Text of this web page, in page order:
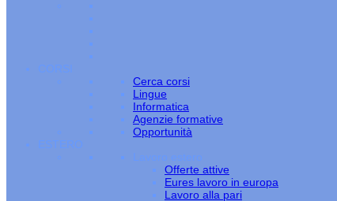
CORSI
Cerca corsi
Lingue
Informatica
Agenzie formative
Opportunità
ESTERO
Lavoro estero
Offerte attive
Eures lavoro in europa
Lavoro alla pari